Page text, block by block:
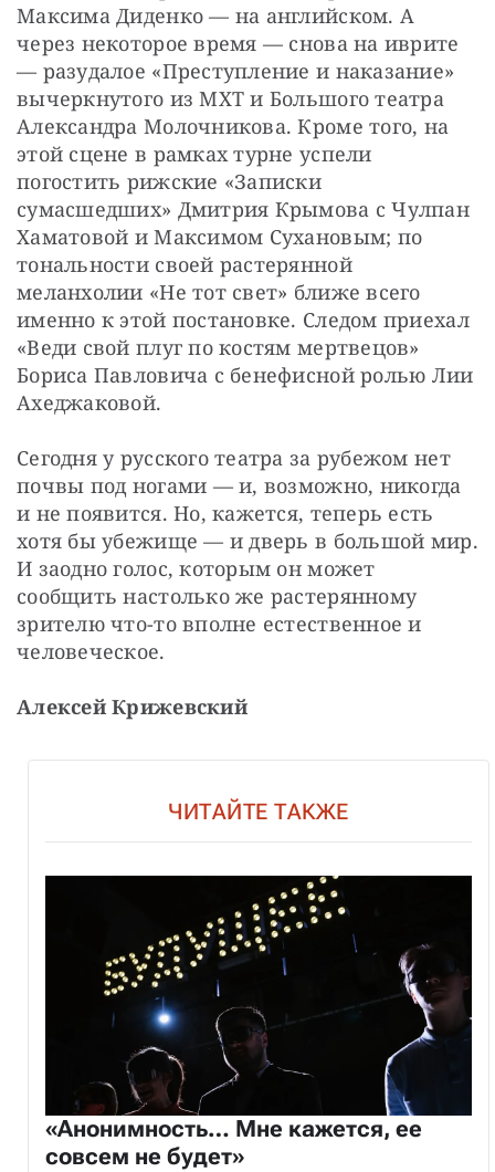
Максима Диденко — на английском. А
через некоторое время — снова на иврите
— разудалое «Преступление и наказание»
вычеркнутого из МХТ и Большого театра
Александра Молочникова. Кроме того, на
этой сцене в рамках турне успели
погостить рижские «Записки
сумасшедших» Дмитрия Крымова с Чулпан
Хаматовой и Максимом Сухановым; по
тональности своей растерянной
меланхолии «Не тот свет» ближе всего
именно к этой постановке. Следом приехал
«Веди свой плуг по костям мертвецов»
Бориса Павловича с бенефисной ролью Лии
Ахеджаковой.
Сегодня у русского театра за рубежом нет
почвы под ногами — и, возможно, никогда
и не появится. Но, кажется, теперь есть
хотя бы убежище — и дверь в большой мир.
И заодно голос, которым он может
сообщить настолько же растерянному
зрителю что-то вполне естественное и
человеческое.
Алексей Крижевский
ЧИТАЙТЕ ТАКЖЕ
«Анонимность… Мне кажется, ее
совсем не будет»